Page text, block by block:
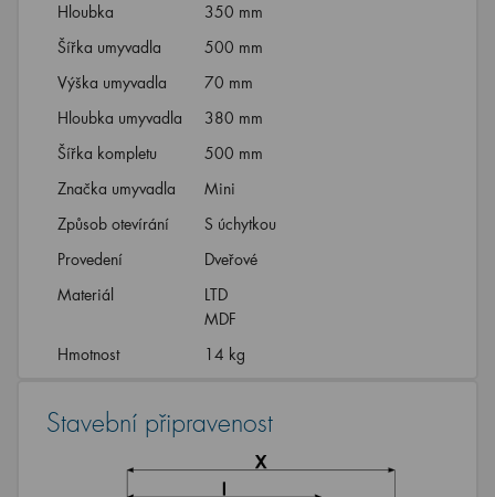
Hloubka
350 mm
Šířka umyvadla
500 mm
Výška umyvadla
70 mm
Hloubka umyvadla
380 mm
Šířka kompletu
500 mm
Značka umyvadla
Mini
Způsob otevírání
S úchytkou
Provedení
Dveřové
Materiál
LTD
MDF
Hmotnost
14 kg
Stavební připravenost